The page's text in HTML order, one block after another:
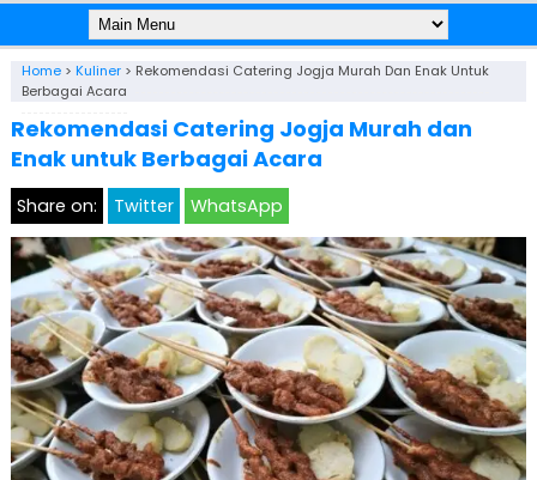
Home> Kuliner> Rekomendasi Catering Jogja Murah Dan Enak Untuk
Berbagai Acara
Rekomendasi Catering Jogja Murah dan
Enak untuk Berbagai Acara
Share on: Twitter WhatsApp